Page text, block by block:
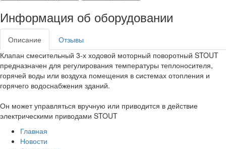
Информация об оборудовании
Описание
Отзывы
Клапан смесительный 3-х ходовой моторный поворотный STOUT
предназначен для регулирования температуры теплоносителя,
горячей воды или воздуха помещения в системах отопления и
горячего водоснабжения зданий.
Он может управляться вручную или приводится в действие
электрическими приводами STOUT
Главная
Новости